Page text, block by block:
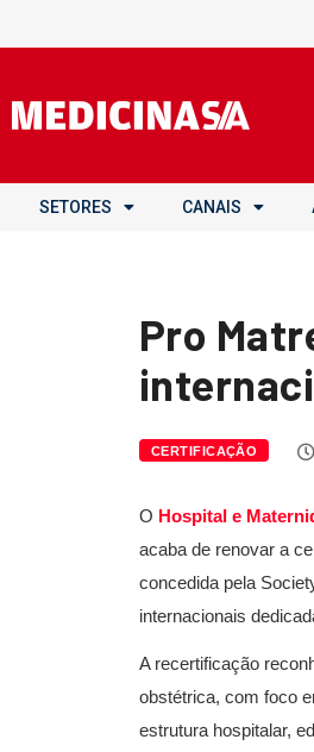
SETORES CANAIS
Pro
CERTIFICAÇÃO
O Hospital e
acaba de renovar a
concedida pela
internacionais
A recertificação
obstétrica, com foco
estrutura hospitalar,